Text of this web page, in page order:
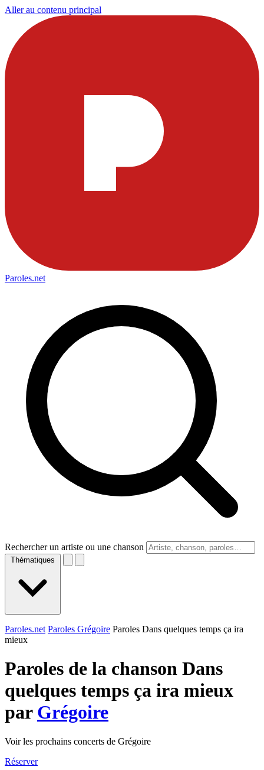
Aller au contenu principal
Paroles.net
Rechercher un artiste ou une chanson
Thématiques
Paroles.net Paroles Grégoire Paroles Dans quelques temps ça ira
mieux
Paroles de la chanson Dans
quelques temps ça ira mieux
par Grégoire
Voir les prochains concerts de Grégoire
Réserver